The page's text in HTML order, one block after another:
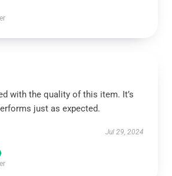
with the quality of this item. It’s
just as expected.
Jul 29, 2024